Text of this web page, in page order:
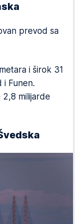
prevod sa
i širok 31
i Funen.
2,8 milijarde